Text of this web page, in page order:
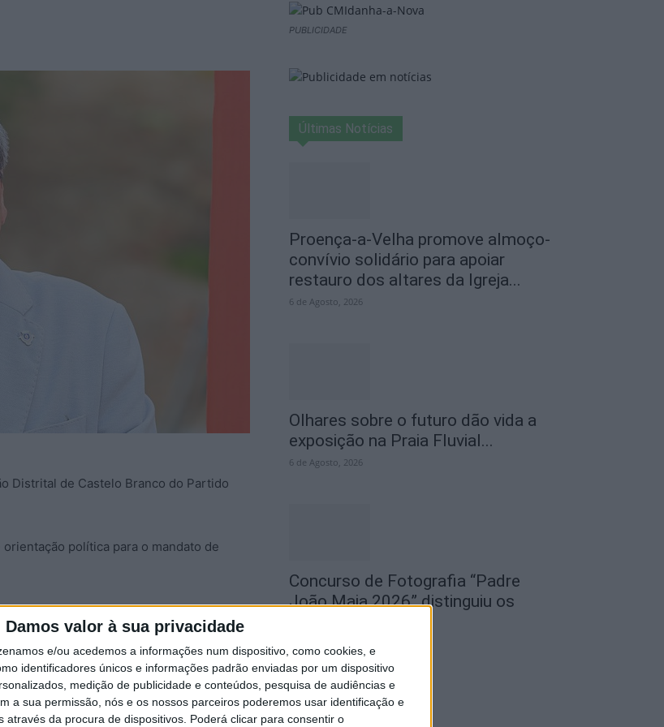
Damos valor à sua privacidade
e/ou acedemos a informações num dispositivo, como cookies, e
identificadores únicos e informações padrão enviadas por um dispositivo
medição de publicidade e conteúdos, pesquisa de audiências e
a sua permissão, nós e os nossos parceiros poderemos usar identificação e
através da procura de dispositivos. Poderá clicar para consentir o
Distrital de Castelo Branco do Partido
política para o mandato de
natural, resultante de uma
e das estruturas do Partido
por considerar que é “fundamental
causas comuns; pela defesa do País
PUBLICIDADE
Últimas Notícias
Proença-a-Velha promove almoço-
convívio solidário para apoiar
restauro dos altares da Igreja...
6 de Agosto, 2026
Olhares sobre o futuro dão vida a
exposição na Praia Fluvial...
6 de Agosto, 2026
Concurso de Fotografia “Padre
João Maia 2026” distinguiu os